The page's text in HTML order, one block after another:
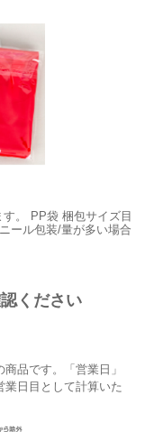
。
PP袋 梱包サイズ目
ール包装/量が多い場合
ください
商品です。「営業日」
業日目として計算いた